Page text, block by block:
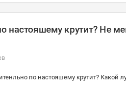
настояшему крутит? Не
по настояшему крутит? Какой